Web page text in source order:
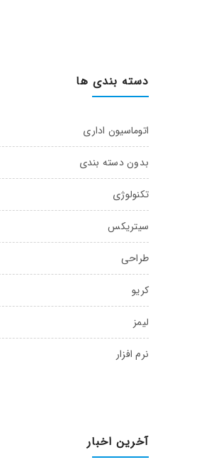
دسته بندی ها
اتوماسیون اداری
بدون دسته بندی
تکنولوژی
سیتریکس
طراحی
کریو
لیمز
نرم افزار
آخرین اخبار